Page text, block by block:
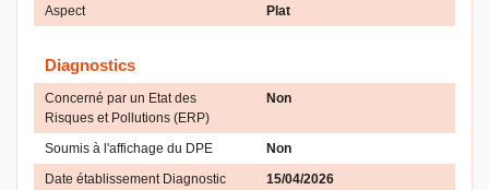
Aspect Plat
Diagnostics
Concerné par un Etat des
Risques et Pollutions (ERP)
Non
Soumis à l'affichage du DPE
Non
Date établissement Diagnostic
15/04/2026